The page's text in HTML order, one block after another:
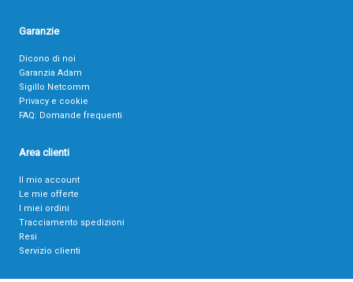
Garanzie
Dicono di noi
Garanzia Adam
Sigillo Netcomm
Privacy e cookie
FAQ: Domande frequenti
Area clienti
Il mio account
Le mie offerte
I miei ordini
Tracciamento spedizioni
Resi
Servizio clienti